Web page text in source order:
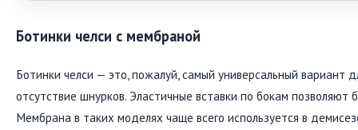
Ботинки челси с мембраной
Ботинки челси — это, пожалуй, самый универсальный вариант
отсутствие шнурков. Эластичные вставки по бокам позволяют
Мембрана в таких моделях чаще всего используется в